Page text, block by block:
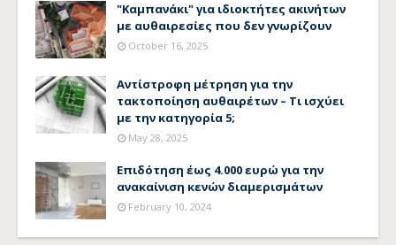
"Καμπανάκι" για ιδιοκτήτες ακινήτων
με αυθαιρεσίες που δεν γνωρίζουν
October 16, 2025
Αντίστροφη μέτρηση για την
τακτοποίηση αυθαιρέτων – Τι ισχύει
με την κατηγορία 5;
May 28, 2025
Επιδότηση έως 4.000 ευρώ για την
ανακαίνιση κενών διαμερισμάτων
February 10, 2024